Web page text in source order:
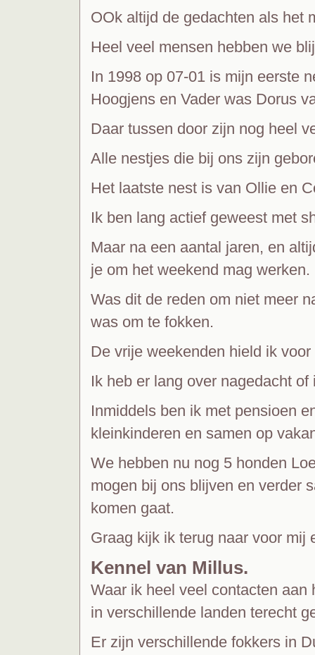
OOk altijd de gedachten als het
Heel veel mensen hebben we
In 1998 op 07-01 is mijn eerste
Hoogjens en Vader was Dorus
Daar tussen door zijn nog heel
Alle nestjes die bij ons zijn
Het laatste nest is van Ollie en
Ik ben lang actief geweest met
Maar na een aantal jaren, en
je om het weekend mag werken.
Was dit de reden om niet meer
was om te fokken.
De vrije weekenden hield ik
Ik heb er lang over nagedacht
Inmiddels ben ik met pensioen
kleinkinderen en samen op
We hebben nu nog 5 honden
mogen bij ons blijven en verder
komen gaat.
Graag kijk ik terug naar voor mij
Kennel van Millus.
Waar ik heel veel contacten
in verschillende landen terecht
Er zijn verschillende fokkers in